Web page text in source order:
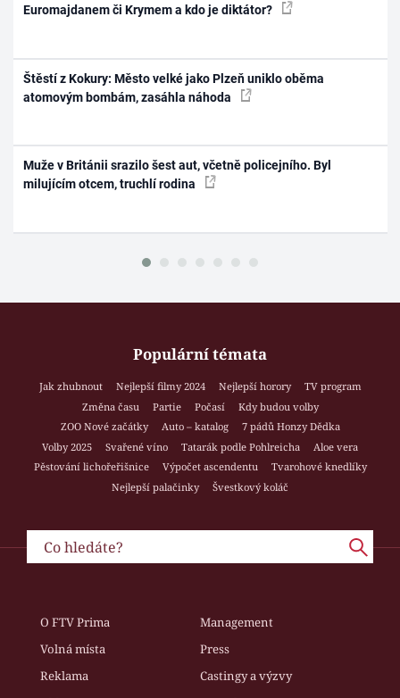
Euromajdanem či Krymem a kdo je diktátor?
Štěstí z Kokury: Město velké jako Plzeň uniklo oběma
atomovým bombám, zasáhla náhoda
Muže v Británii srazilo šest aut, včetně policejního. Byl
milujícím otcem, truchlí rodina
Populární témata
Jak zhubnout Nejlepší filmy 2024 Nejlepší horory
TV program
Změna času
Partie Počasí
Kdy budou volby
ZOO Nové začátky
Auto – katalog
7 pádů Honzy Dědka
Volby 2025
Svařené víno Tatarák podle Pohlreicha
Aloe vera
Pěstování lichořeřišnice
Výpočet ascendentu
Tvarohové knedlíky
Nejlepší palačinky
Švestkový koláč
O FTV Prima
Management
Volná místa
Press
Reklama
Castingy a výzvy